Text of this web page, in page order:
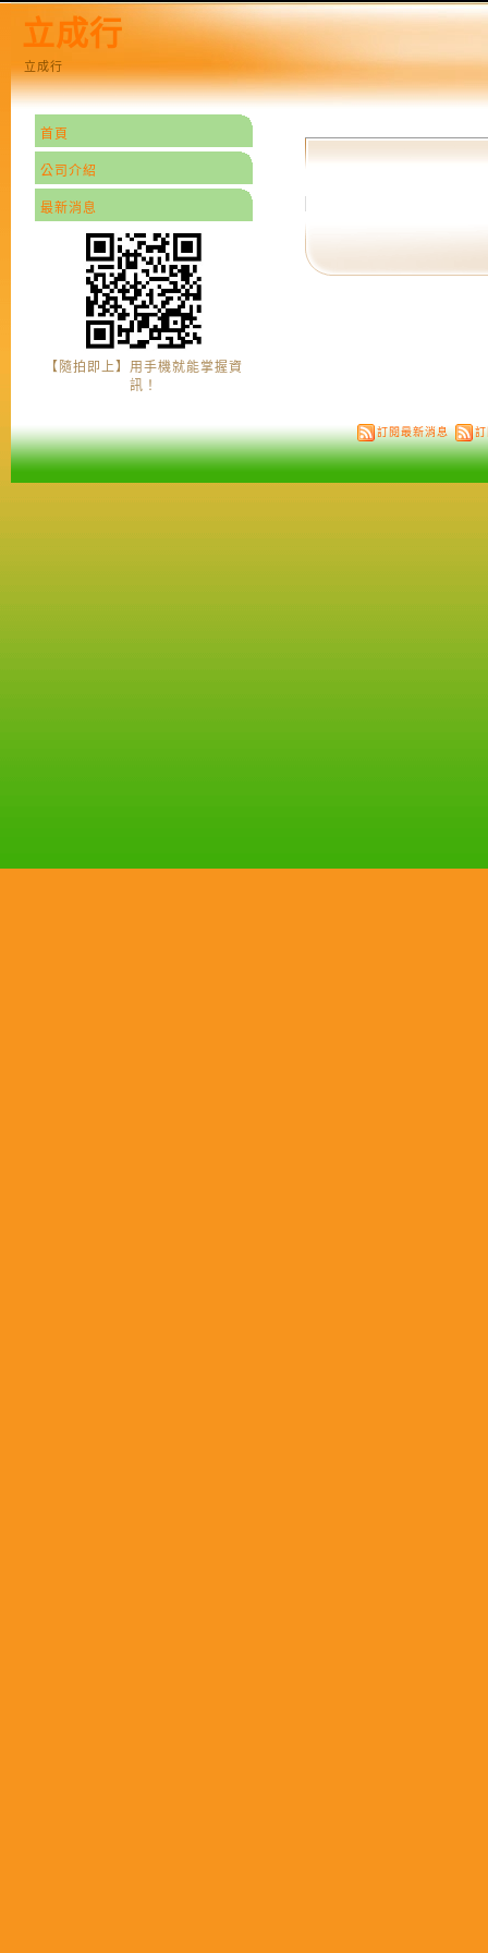
立成行
立成行
首頁
公司介紹
最新消息
【隨拍即上】用手機就能掌握資
訊！
訂閱最新消息 訂